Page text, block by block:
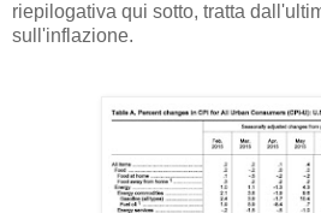
riepilogativa qui sotto, tratta
sull'inflazione.